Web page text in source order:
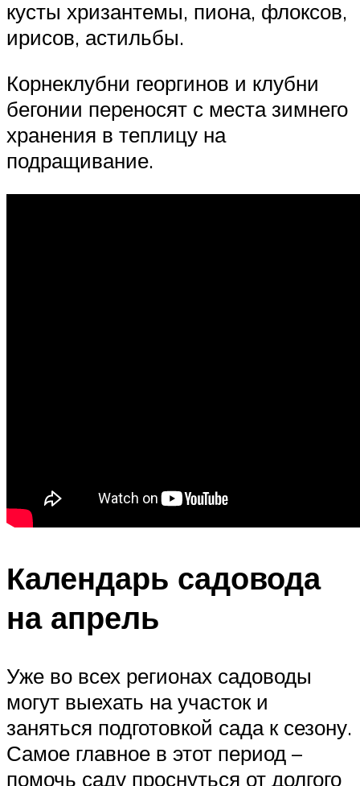
кусты хризантемы, пиона, флоксов,
ирисов, астильбы.
Корнеклубни георгинов и клубни
бегонии переносят с места зимнего
хранения в теплицу на
подращивание.
Календарь садовода
на апрель
Уже во всех регионах садоводы
могут выехать на участок и
заняться подготовкой сада к сезону.
Самое главное в этот период –
помочь саду проснуться от долгого